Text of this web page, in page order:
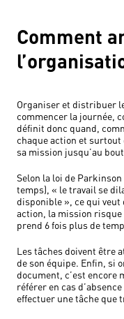
Comment
Organiser et distribuer
commencer la journée,
définit donc quand,
chaque action et
sa mission jusqu’au
Selon la loi de
temps), « le travail se
disponible », ce qui veut
action, la mission risque
prend 6 fois plus de
Les tâches doivent être
de son équipe. Enfin, si
document, c’est encore
référer en cas
effectuer une tâche que